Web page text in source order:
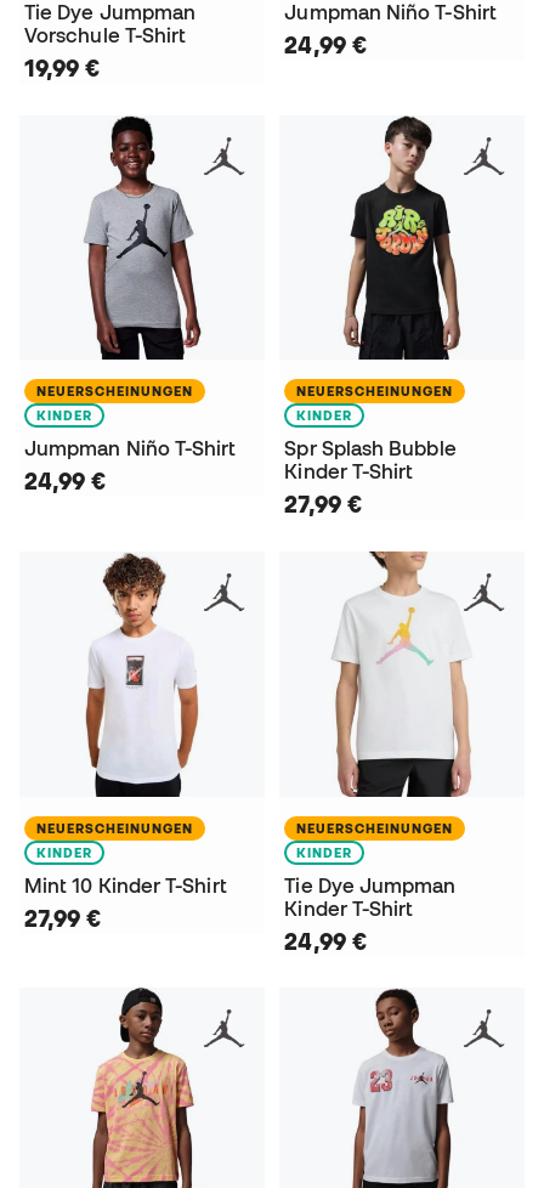
Tie Dye Jumpman
Vorschule T-Shirt
19,99 €
Jumpman Niño T-Shirt
24,99 €
NEUERSCHEINUNGEN
KINDER
Jumpman Niño T-Shirt
24,99 €
NEUERSCHEINUNGEN
KINDER
Spr Splash Bubble
Kinder T-Shirt
27,99 €
NEUERSCHEINUNGEN
KINDER
Mint 10 Kinder T-Shirt
27,99 €
NEUERSCHEINUNGEN
KINDER
Tie Dye Jumpman
Kinder T-Shirt
24,99 €